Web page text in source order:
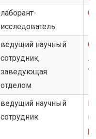
лаборант-
исследователь
ведущий научный
сотрудник,
заведующая
отделом
ведущий научный
сотрудник